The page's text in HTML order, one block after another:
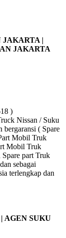
JAKARTA |
JAKARTA
)
Nissan / Suku
( Spare
Mobil Truk
Mobil Truk
part Truk
sebagai
terlengkap dan
AGEN SUKU